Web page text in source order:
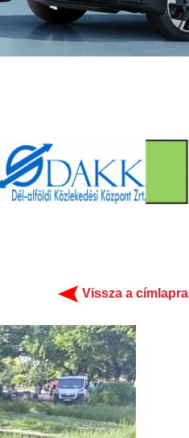
Vissza a címlapra